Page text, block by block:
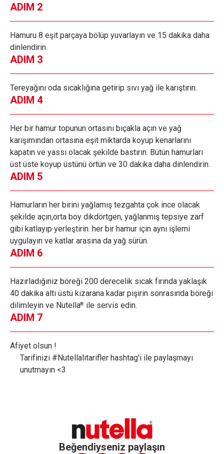
ADIM 2
Hamuru 8 eşit parçaya bölüp yuvarlayın ve 15 dakika daha
dinlendirin.
ADIM 3
Tereyağını oda sıcaklığına getirip sıvı yağ ile karıştırın.
ADIM 4
Her bir hamur topunun ortasını bıçakla açın ve yağ
karışımından ortasına eşit miktarda koyup kenarlarını
kapatın ve yassı olacak şekilde bastırın. Bütün hamurları
üst üste koyup üstünü örtün ve 30 dakika daha dinlendirin.
ADIM 5
Hamurların her birini yağlamış tezgahta çok ince olacak
şekilde açın,orta boy dikdörtgen, yağlanmış tepsiye zarf
gibi katlayıp yerleştirin. her bir hamur için aynı işlemi
uygulayın ve katlar arasına da yağ sürün.
ADIM 6
Hazırladığınız böreği 200 derecelik sıcak fırında yaklaşık
40 dakika altı üstü kızarana kadar pişirin sonrasında böreği
dilimleyin ve Nutella® ile servis edin.
ADIM 7
Afiyet olsun !
Tarifinizi #Nutellalıtarifler hashtag'i ile paylaşmayı
unutmayın <3
Beğendiyseniz paylaşın